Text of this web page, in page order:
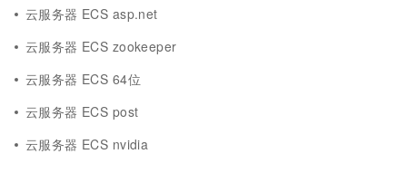
云服务器 ECS asp.net
云服务器 ECS zookeeper
云服务器 ECS 64位
云服务器 ECS post
云服务器 ECS nvidia